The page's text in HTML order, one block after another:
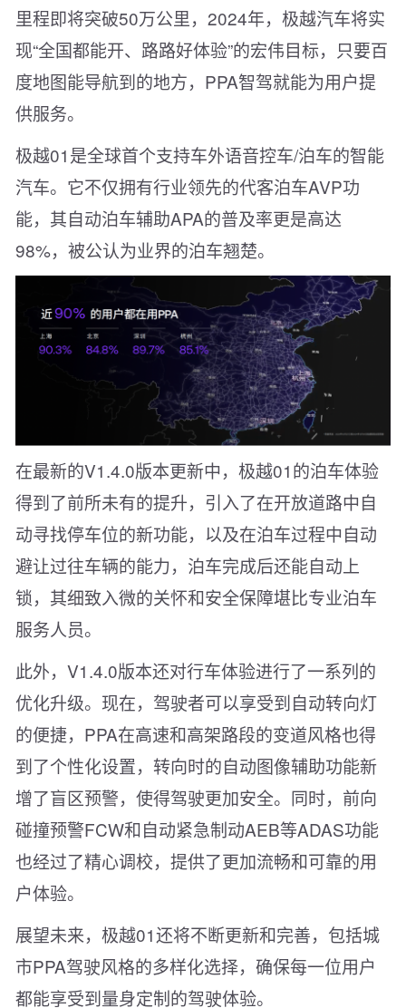
里程即将突破50万公里，2024年，极越汽车将实
现“全国都能开、路路好体验”的宏伟目标，只要百
度地图能导航到的地方，PPA智驾就能为用户提
供服务。
极越01是全球首个支持车外语音控车/泊车的智能
汽车。它不仅拥有行业领先的代客泊车AVP功
能，其自动泊车辅助APA的普及率更是高达
98%，被公认为业界的泊车翘楚。
在最新的V1.4.0版本更新中，极越01的泊车体验
得到了前所未有的提升，引入了在开放道路中自
动寻找停车位的新功能，以及在泊车过程中自动
避让过往车辆的能力，泊车完成后还能自动上
锁，其细致入微的关怀和安全保障堪比专业泊车
服务人员。
此外，V1.4.0版本还对行车体验进行了一系列的
优化升级。现在，驾驶者可以享受到自动转向灯
的便捷，PPA在高速和高架路段的变道风格也得
到了个性化设置，转向时的自动图像辅助功能新
增了盲区预警，使得驾驶更加安全。同时，前向
碰撞预警FCW和自动紧急制动AEB等ADAS功能
也经过了精心调校，提供了更加流畅和可靠的用
户体验。
展望未来，极越01还将不断更新和完善，包括城
市PPA驾驶风格的多样化选择，确保每一位用户
都能享受到量身定制的驾驶体验。